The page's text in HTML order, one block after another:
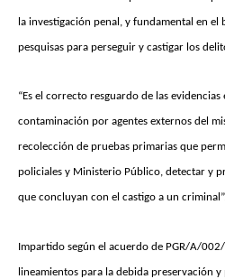
la investigación penal, y fundamental en el
pesquisas para perseguir y castigar los
“Es el correcto resguardo de las
contaminación por agentes externos del
recolección de pruebas primarias que
policiales y Ministerio Público, detectar y
que concluyan con el castigo a un
Impartido según el acuerdo de PGR/A/
lineamientos para la debida preservación